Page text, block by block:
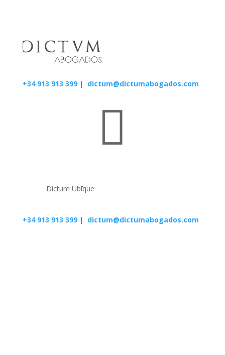
+34 913 913 399| dictum@dictumabogados.com

Dictum Ubīque
+34 913 913 399| dictum@dictumabogados.com